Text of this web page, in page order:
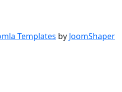
Templates by JoomShaper